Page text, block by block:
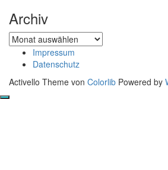
Archiv
Archiv
Impressum
Datenschutz
Activello Theme von Colorlib Powered by